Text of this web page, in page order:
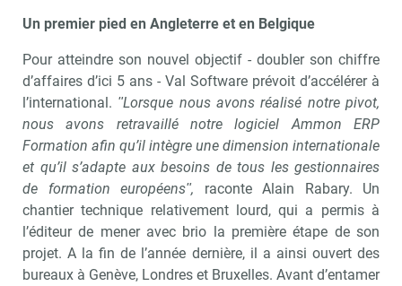
Un premier pied en Angleterre et en Belgique
Pour atteindre son nouvel objectif - doubler son chiffre
d’affaires d’ici 5 ans - Val Software prévoit d’accélérer à
l’international. ʺLorsque nous avons réalisé notre pivot,
nous avons retravaillé notre logiciel Ammon ERP
Formation afin qu’il intègre une dimension internationale
et qu’il s’adapte aux besoins de tous les gestionnaires
de formation européensʺ, raconte Alain Rabary. Un
chantier technique relativement lourd, qui a permis à
l’éditeur de mener avec brio la première étape de son
projet. A la fin de l’année dernière, il a ainsi ouvert des
bureaux à Genève, Londres et Bruxelles. Avant d’entamer